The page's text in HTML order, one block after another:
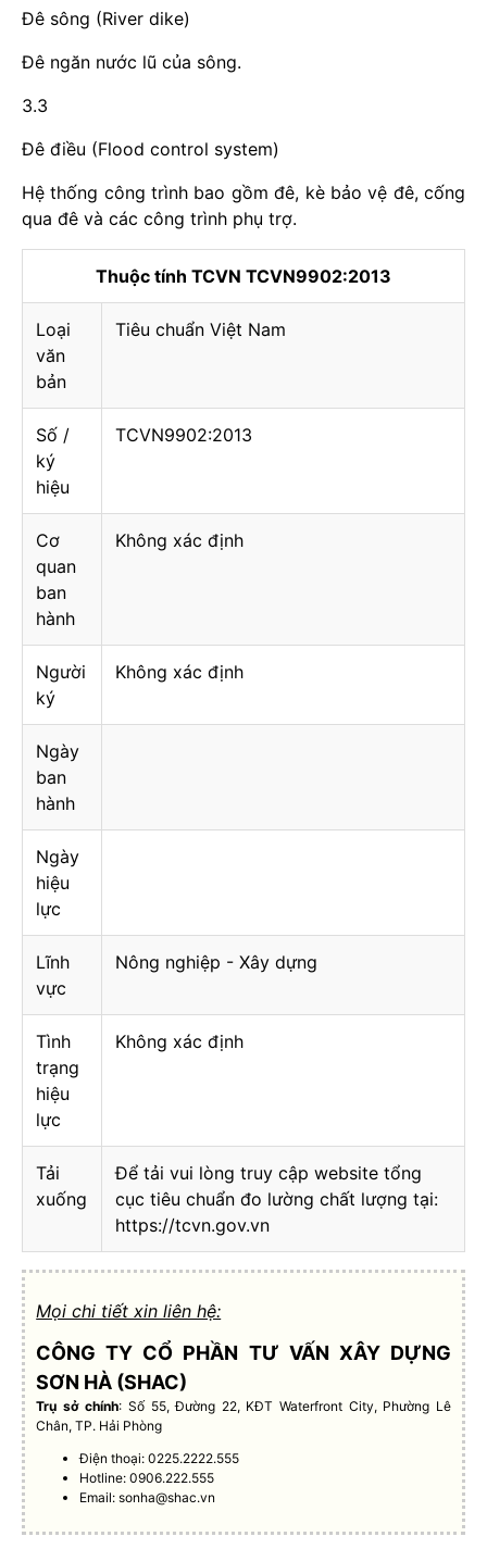
Đê sông (River dike)
Đê ngăn nước lũ của sông.
3.3
Đê điều (Flood control system)
Hệ thống công trình bao gồm đê, kè bảo vệ đê, cống
qua đê và các công trình phụ trợ.
Thuộc tính TCVN TCVN9902:2013
Loại
văn
bản
Tiêu chuẩn Việt Nam
Số /
ký
hiệu
TCVN9902:2013
Cơ
quan
ban
hành
Không xác định
Người
ký
Không xác định
Ngày
ban
hành
Ngày
hiệu
lực
Lĩnh
vực
Nông nghiệp - Xây dựng
Tình
trạng
hiệu
lực
Không xác định
Tải
xuống
Để tải vui lòng truy cập website tổng
cục tiêu chuẩn đo lường chất lượng tại:
https://tcvn.gov.vn
Mọi chi tiết xin liên hệ:
CÔNG TY CỔ PHẦN TƯ VẤN XÂY DỰNG
SƠN HÀ (SHAC)
Trụ sở chính: Số 55, Đường 22, KĐT Waterfront City, Phường Lê
Chân, TP. Hải Phòng
Điện thoại: 0225.2222.555
Hotline: 0906.222.555
Email:sonha@shac.vn